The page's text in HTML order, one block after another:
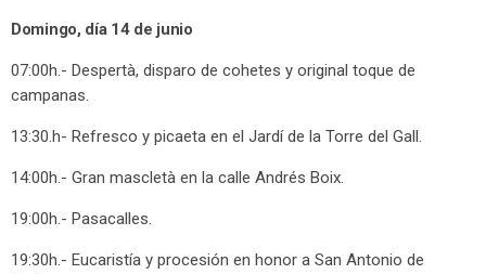
Domingo, día 14 de junio
07:00h.- Despertà, disparo de cohetes y original toque de
campanas.
13:30.h- Refresco y picaeta en el Jardí de la Torre del Gall.
14:00h.- Gran mascletà en la calle Andrés Boix.
19:00h.- Pasacalles.
19:30h.- Eucaristía y procesión en honor a San Antonio de